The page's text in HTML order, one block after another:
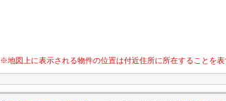
※地図上に表示される物件の位置は付近住所に所在することを